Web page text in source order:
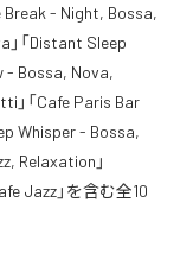
Break - Night, Bossa,
「Distant Sleep
- Bossa, Nova,
」「Cafe Paris Bar
Whisper - Bossa,
Relaxation」
Jazz」を含む全10